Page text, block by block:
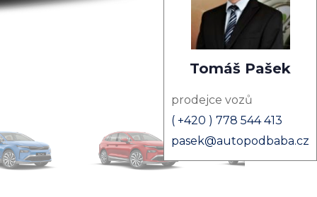
Tomáš Pašek
prodejce vozů
( +420 ) 778 544 413
pasek@autopodbaba.cz